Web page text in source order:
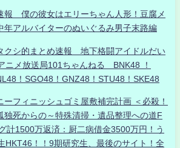
報 僕の彼女はエリーちゃん人形！豆腐メ
年アルバイターのぬいぐるみ男子末路編
シ的まとめ速報 地下格闘アイドルだい
メ放送局101ちゃんねる BNK48 ！
！SGO48！GNZ48！STU48！SKE48
ーフィニッシュゴミ屋敷補完計画 ＜必殺！
独死からの～特殊清掃・遺品整理への道F
計1500万返済：厨二病借金3500万円！う
HKT46！！9期研究生、最後のサイト！全